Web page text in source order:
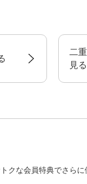
二
見る
クな会員特典でさらに